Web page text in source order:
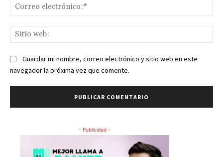
Guardar mi nombre, correo electrónico y sitio web en este
navegador la próxima vez que comente.
- Publicidad -